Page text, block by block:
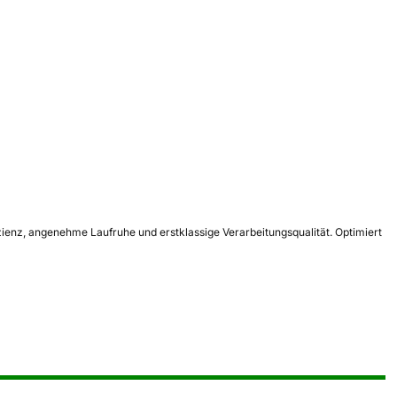
angenehme Laufruhe und erstklassige Verarbeitungsqualität. Optimiert